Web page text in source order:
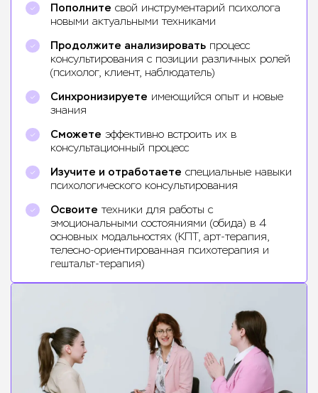
Пополните свой инструментарий психолога
новыми актуальными техниками
Продолжите анализировать процесс
консультирования с позиции различных ролей
(психолог, клиент, наблюдатель)
Синхронизируете имеющийся опыт и новые
знания
Сможете эффективно встроить их в
консультационный процесс
Изучите и отработаете специальные навыки
психологического консультирования
Освоите техники для работы с
эмоциональными состояниями (обида) в 4
основных модальностях (КПТ, арт-терапия,
телесно-ориентированная психотерапия и
гештальт-терапия)